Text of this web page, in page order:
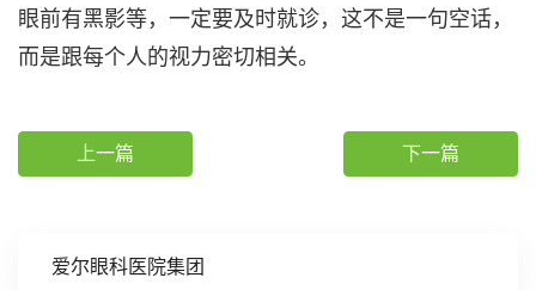
爱尔眼科医院集团
眼前有黑影等，一定要及时就诊，这不是一句空话，
而是跟每个人的视力密切相关。
上一篇 下一篇